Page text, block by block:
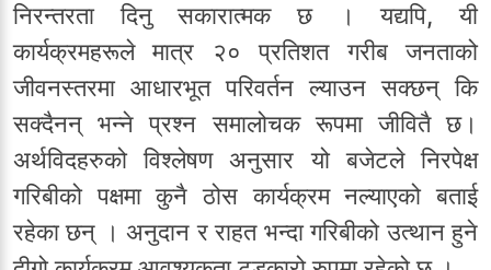
निरन्तरता दिनु सकारात्मक छ । यद्यपि, यी
कार्यक्रमहरूले मात्र २० प्रतिशत गरीब जनताको
जीवनस्तरमा आधारभूत परिवर्तन ल्याउन सक्छन् कि
सक्दैनन् भन्ने प्रश्न समालोचक रूपमा जीवितै छ।
अर्थविदहरुको विश्लेषण अनुसार यो बजेटले निरपेक्ष
गरिबीको पक्षमा कुनै ठोस कार्यक्रम नल्याएको बताई
रहेका छन् । अनुदान र राहत भन्दा गरिबीको उत्थान हुने